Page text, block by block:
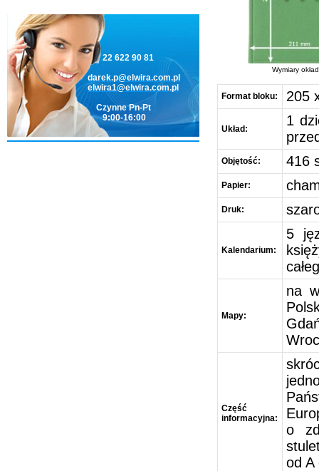
22 622 90 81
darek.p@elwira.com.pl
elwira1@elwira.com.pl
Czynne Pn-Pt
9:00-16:00
Wymiary
Format bloku: 205
Układ:
1
Objętość: 416
Papier:
Druk:
Kalendarium:
5
Mapy:
na
Część
informacyjna:
o
od A